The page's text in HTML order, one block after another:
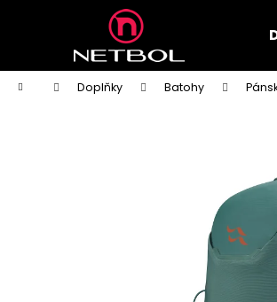
Domů Doplňky Batohy
í
do
obchodu
do
obchodu